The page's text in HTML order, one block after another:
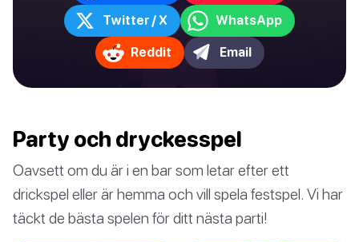
Twitter / X WhatsApp
Reddit Email
Party och dryckesspel
Oavsett om du är i en bar som letar efter ett
drickspel eller är hemma och vill spela festspel. Vi har
täckt de bästa spelen för ditt nästa parti!